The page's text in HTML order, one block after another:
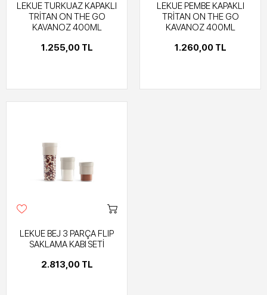
LEKUE TURKUAZ KAPAKLI
TRİTAN ON THE GO
KAVANOZ 400ML
1.255,00 TL
LEKUE PEMBE KAPAKLI
TRİTAN ON THE GO
KAVANOZ 400ML
1.260,00 TL
LEKUE BEJ 3 PARÇA FLIP
SAKLAMA KABI SETİ
2.813,00 TL